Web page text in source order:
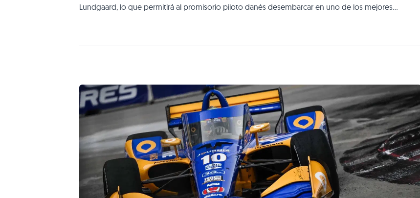
Lundgaard, lo que permitirá al promisorio piloto danés desembarcar en uno de los mejores